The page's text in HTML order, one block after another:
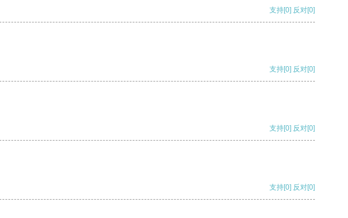
支持[0] 反对[0]
支持[0] 反对[0]
支持[0] 反对[0]
支持[0] 反对[0]